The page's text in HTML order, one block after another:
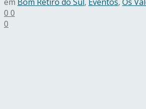
0 0
0